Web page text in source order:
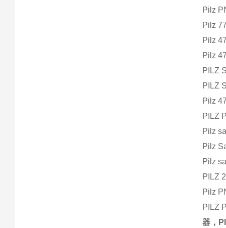
Pilz
Pilz
Pilz
Pilz
PILZ
PILZ
Pilz
PILZ
Pilz
Pilz
Pilz
PILZ
Pilz
PILZ
器，